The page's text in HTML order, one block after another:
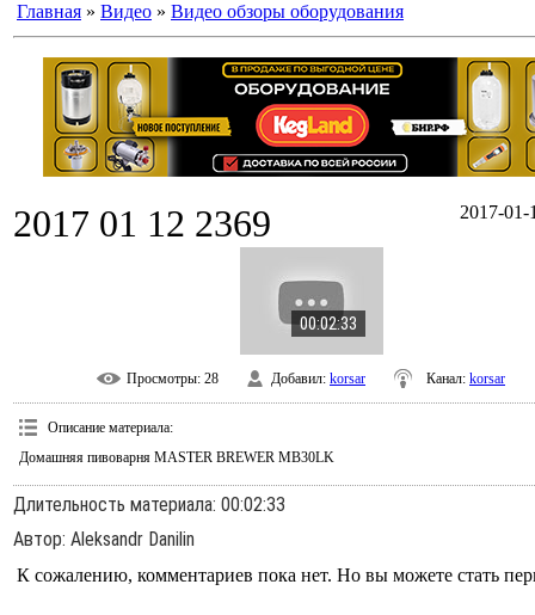
Главная » Видео » Видео обзоры оборудования
2017-01-
2017 01 12 2369
00:02:33
Просмотры: 28 Добавил: korsar Канал: korsar
Описание материала:
Домашняя пивоварня MASTER BREWER MB30LK
Длительность материала: 00:02:33
Автор: Aleksandr Danilin
К сожалению, комментариев пока нет. Но вы можете стать